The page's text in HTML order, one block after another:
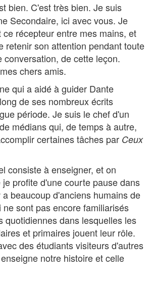
bien. C'est très bien. Je suis
Secondaire, ici avec vous. Je
récepteur entre mes mains, et
retenir son attention pendant toute
conversation, de cette leçon.
chers amis.
qui a aidé à guider Dante
de ses nombreux écrits
période. Je suis le chef d'un
médians qui, de temps à autre,
certaines tâches par Ceux
consiste à enseigner, et on
profite d'une courte pause dans
beaucoup d'anciens humains de
sont pas encore familiarisés
quotidiennes dans lesquelles les
et primaires jouent leur rôle.
des étudiants visiteurs d'autres
notre histoire et celle